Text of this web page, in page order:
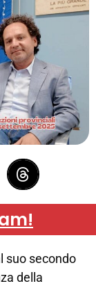
suo secondo
della